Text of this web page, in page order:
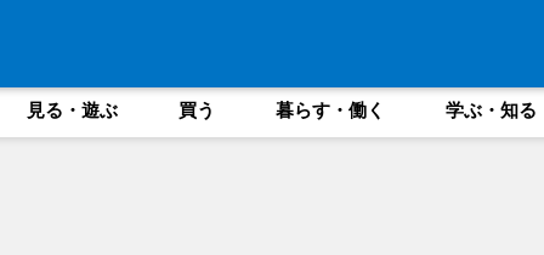
見る・遊ぶ 買う 暮らす・働く 学ぶ・知る